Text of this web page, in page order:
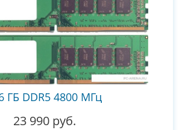
ГБ DDR5 4800 МГц
23 990 руб.